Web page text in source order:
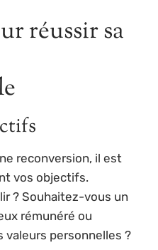
réussir sa
reconversion, il est
vos objectifs.
? Souhaitez-vous un
rémunéré ou
valeurs personnelles ?